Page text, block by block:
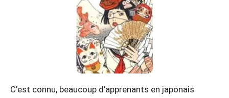
C’est connu, beaucoup d’apprenants en japonais